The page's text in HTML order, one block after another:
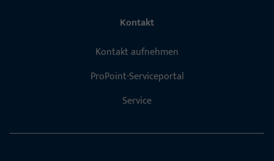
Kontakt
Kontakt aufnehmen
ProPoint-Serviceportal
Service